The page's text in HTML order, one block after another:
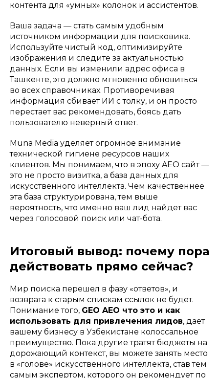
контента для «умных» колонок и ассистентов.
Ваша задача — стать самым удобным
источником информации для поисковика.
Используйте чистый код, оптимизируйте
изображения и следите за актуальностью
данных. Если вы изменили адрес офиса в
Ташкенте, это должно мгновенно обновиться
во всех справочниках. Противоречивая
информация сбивает ИИ с толку, и он просто
перестает вас рекомендовать, боясь дать
пользователю неверный ответ.
Muna Media уделяет огромное внимание
технической гигиене ресурсов наших
клиентов. Мы понимаем, что в эпоху AEO сайт —
это не просто визитка, а база данных для
искусственного интеллекта. Чем качественнее
эта база структурирована, тем выше
вероятность, что именно ваш лид найдет вас
через голосовой поиск или чат-бота.
Итоговый вывод: почему пора
действовать прямо сейчас?
Мир поиска перешел в фазу «ответов», и
возврата к старым спискам ссылок не будет.
Понимание того, GEO AEO что это и как
использовать для привлечения лидов, дает
вашему бизнесу в Узбекистане колоссальное
преимущество. Пока другие тратят бюджеты на
дорожающий контекст, вы можете занять место
в «голове» искусственного интеллекта, став тем
самым экспертом, которого он рекомендует по